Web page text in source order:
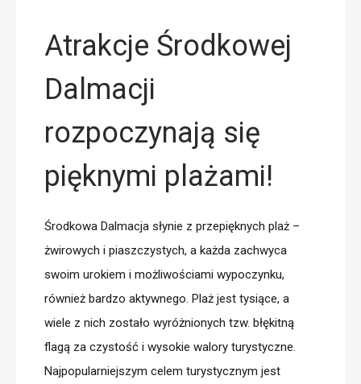
Atrakcje Środkowej
Dalmacji
rozpoczynają się
pięknymi plażami!
Środkowa Dalmacja słynie z przepięknych plaż –
żwirowych i piaszczystych, a każda zachwyca
swoim urokiem i możliwościami wypoczynku,
również bardzo aktywnego. Plaż jest tysiące, a
wiele z nich zostało wyróżnionych tzw. błękitną
flagą za czystość i wysokie walory turystyczne.
Najpopularniejszym celem turystycznym jest